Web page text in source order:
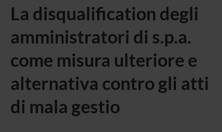
La disqualification degli
amministratori di s.p.a.
come misura ulteriore e
alternativa contro gli atti
di mala gestio